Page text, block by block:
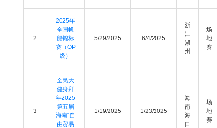
2
2025年
全国帆
船锦标
赛（OP
级）
5/29/2025 6/4/2025
浙
江
湖
州
场
地
赛
3
全民大
健身拜
年2025
第五届
海南“自
由贸易
1/19/2025 1/23/2025
海
南
海
口
场
地
赛